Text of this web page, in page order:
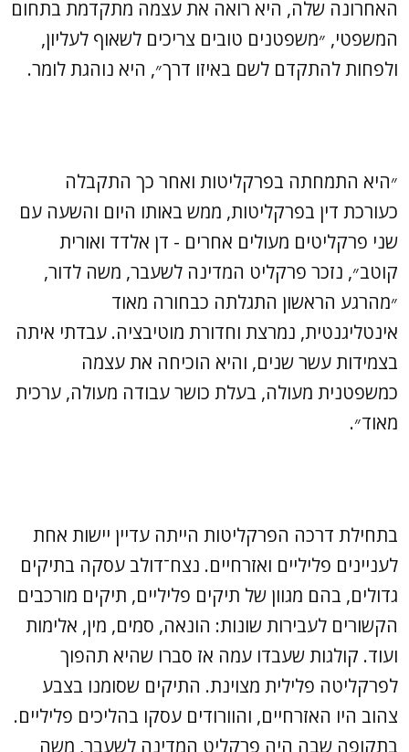
האחרונה שלה, היא רואה את עצמה מתקדמת בתחום
המשפטי, ״משפטנים טובים צריכים לשאוף לעליון,
ולפחות להתקדם לשם באיזו דרך״, היא נוהגת לומר.
״היא התמחתה בפרקליטות ואחר כך התקבלה
כעורכת דין בפרקליטות, ממש באותו היום והשעה עם
שני פרקליטים מעולים אחרים - דן אלדד ואורית
קוטב״, נזכר פרקליט המדינה לשעבר, משה לדור,
״מהרגע הראשון התגלתה כבחורה מאוד
אינטליגנטית, נמרצת וחדורת מוטיבציה. עבדתי איתה
בצמידות עשר שנים, והיא הוכיחה את עצמה
כמשפטנית מעולה, בעלת כושר עבודה מעולה, ערכית
מאוד״.
בתחילת דרכה הפרקליטות הייתה עדיין יישות אחת
לעניינים פליליים ואזרחיים. נצח־דולב עסקה בתיקים
גדולים, בהם מגוון של תיקים פליליים, תיקים מורכבים
הקשורים לעבירות שונות: הונאה, סמים, מין, אלימות
ועוד. קולגות שעבדו עמה אז סברו שהיא תהפוך
לפרקליטה פלילית מצוינת. התיקים שסומנו בצבע
צהוב היו האזרחיים, והוורודים עסקו בהליכים פליליים.
בתקופה שבה היה פרקליט המדינה לשעבר, משה